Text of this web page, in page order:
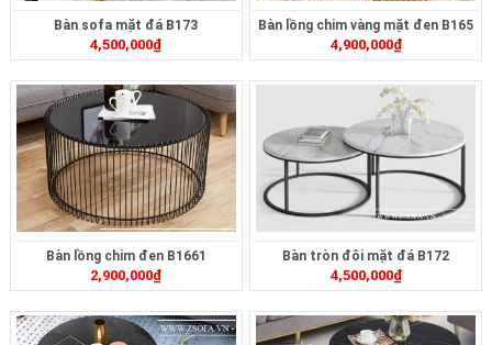
Bàn sofa mặt đá B173
4,500,000₫
Bàn lồng chim vàng mặt đen B165
4,900,000₫
Bàn lồng chim đen B1661
2,900,000₫
Bàn tròn đôi mặt đá B172
4,500,000₫